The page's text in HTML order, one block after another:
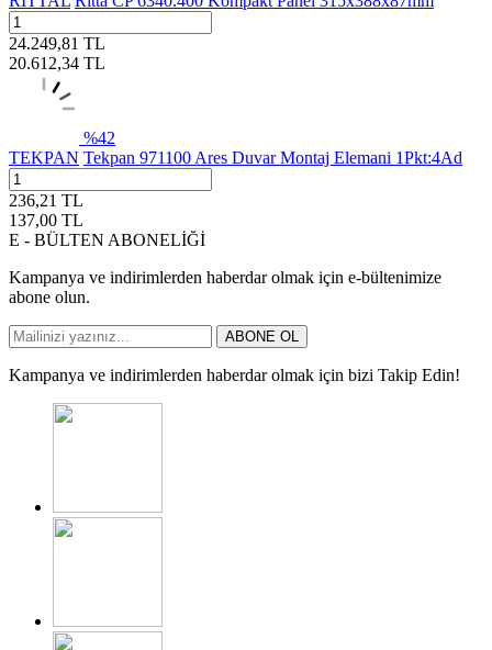
24.249,81 TL
20.612,34 TL
%42
TEKPAN Tekpan 971100 Ares Duvar Montaj Elemani 1Pkt:4Ad
236,21 TL
137,00 TL
E - BÜLTEN ABONELİĞİ
Kampanya ve indirimlerden haberdar olmak için e-bültenimize
abone olun.
ABONE OL
Kampanya ve indirimlerden haberdar olmak için bizi Takip Edin!